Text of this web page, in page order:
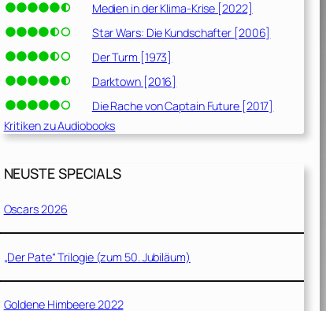
Medien in der Klima-Krise [2022]
Star Wars: Die Kundschafter [2006]
Der Turm [1973]
Darktown [2016]
Die Rache von Captain Future [2017]
Kritiken zu Audiobooks
NEUSTE SPECIALS
Oscars 2026
„Der Pate“ Trilogie (zum 50. Jubiläum)
Goldene Himbeere 2022